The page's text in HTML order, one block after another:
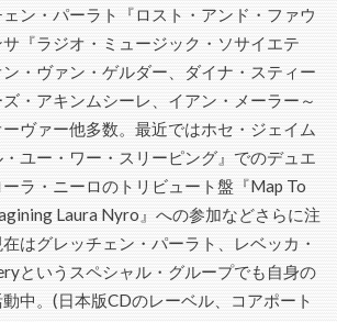
ン・パーラト『ロスト・アンド・ファウ
『ラジオ・ミュージック・ソサイエテ
・ヴァン・ゲルダー、ダイナ・スティー
・アキンムシーレ、イアン・メーラー～
ヴァー他多数。最近ではホセ・ジェイム
ユー・ワー・スリーピング』でのデュエ
ラ・ニーロのトリビュート盤『Map To
Laura Nyro』への参加などさらに注
はグレッチェン・パーラト、レベッカ・
というスペシャル・グループでも自身の
中。(日本版CDのレーベル、コアポート